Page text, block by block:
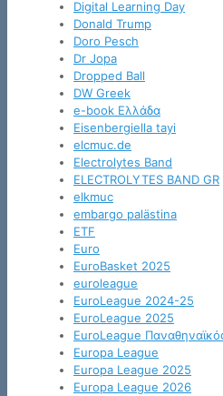
Digital Learning Day
Donald Trump
Doro Pesch
Dr Jopa
Dropped Ball
DW Greek
e-book Ελλάδα
Eisenbergiella tayi
elcmuc.de
Electrolytes Band
ELECTROLYTES BAND GR
elkmuc
embargo palästina
ETF
Euro
EuroBasket 2025
euroleague
EuroLeague 2024-25
EuroLeague 2025
EuroLeague
Europa League
Europa League 2025
Europa League 2026